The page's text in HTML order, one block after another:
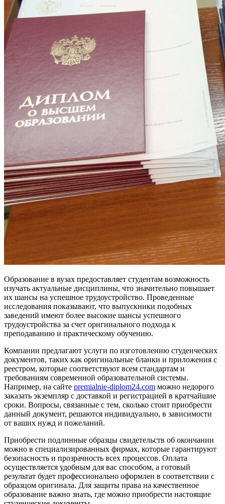
Образование в вузах предоставляет студентам возможность
изучать актуальные дисциплины, что значительно повышает
их шансы на успешное трудоустройство. Проведенные
исследования показывают, что выпускники подобных
заведений имеют более высокие шансы успешного
трудоустройства за счет оригинального подхода к
преподаванию и практическому обучению.
Компании предлагают услуги по изготовлению студенческих
документов, таких как оригинальные бланки и приложения с
реестром, которые соответствуют всем стандартам и
требованиям современной образовательной системы.
Например, на сайте premialnie-diplom24.com можно недорого
заказать экземпляр с доставкой и регистрацией в кратчайшие
сроки. Вопросы, связанные с тем, сколько стоит приобрести
данный документ, решаются индивидуально, в зависимости
от ваших нужд и пожеланий.
Приобрести подлинные образцы свидетельств об окончании
можно в специализированных фирмах, которые гарантируют
безопасность и прозрачность всех процессов. Оплата
осуществляется удобным для вас способом, а готовый
результат будет профессионально оформлен в соответствии с
образцом оригинала. Для защиты права на качественное
образование важно знать, где можно приобрести настоящие